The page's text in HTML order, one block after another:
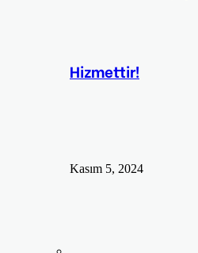
Hizmettir!
Kasım 5, 2024